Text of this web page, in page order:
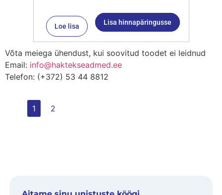
Loe lisa Lisa hinnapäringusse
Võta meiega ühendust, kui soovitud toodet ei leidnud
Email: info@haktekseadmed.ee
Telefon: (+372) 53 44 8812
1 2